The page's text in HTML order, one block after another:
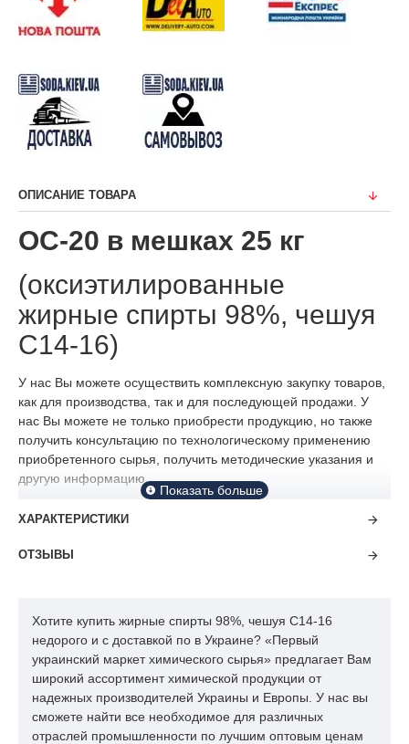
ОПИСАНИЕ ТОВАРА
ОС-20 в мешках 25 кг
(оксиэтилированные
жирные спирты 98%, чешуя
С14-16)
У нас Вы можете осуществить комплексную закупку товаров,
как для производства, так и для последующей продажи. У
нас Вы можете не только приобрести продукцию, но также
получить консультацию по технологическому применению
приобретенного сырья, получить методические указания и
другую информацию.
Цену и наличие, пожалуйста, уточняйте в отделе
ХАРАКТЕРИСТИКИ
ОТЗЫВЫ
Хотите купить жирные спирты 98%, чешуя С14-16
недорого и с доставкой по в Украине? «Первый
украинский маркет химического сырья» предлагает Вам
широкий ассортимент химической продукции от
надежных производителей Украины и Европы. У нас вы
сможете найти все необходимое для различных
отраслей промышленности по лучшим оптовым ценам